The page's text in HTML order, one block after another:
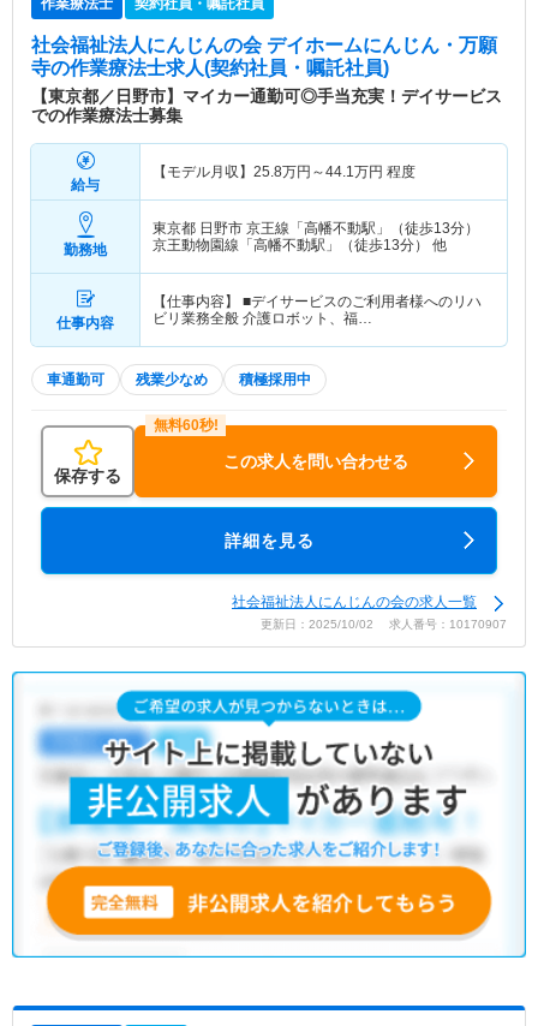
作業療法士 契約社員・嘱託社員
社会福祉法人にんじんの会 デイホームにんじん・万願
寺の作業療法士求人(契約社員・嘱託社員)
【東京都／日野市】マイカー通勤可◎手当充実！デイサービス
での作業療法士募集
給与
【モデル月収】 25.8万円～44.1万円 程度
勤務地
東京都 日野市 京王線「高幡不動駅」（徒歩13分）
京王動物園線「高幡不動駅」（徒歩13分） 他
仕事内容
【仕事内容】 ■デイサービスのご利用者様へのリハ
ビリ業務全般 介護ロボット、福…
車通勤可 残業少なめ 積極採用中
保存する
この求人を問い合わせる
詳細を見る
社会福祉法人にんじんの会の求人一覧
更新日：2025/10/02 求人番号：10170907